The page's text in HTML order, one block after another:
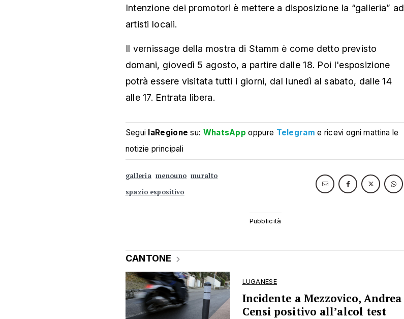
Intenzione dei promotori è mettere a disposizione la “galleria” ad
artisti locali.
Il vernissage della mostra di Stamm è come detto previsto
domani, giovedì 5 agosto, a partire dalle 18. Poi l'esposizione
potrà essere visitata tutti i giorni, dal lunedì al sabato, dalle 14
alle 17. Entrata libera.
Segui laRegione su: WhatsApp oppure Telegram e ricevi ogni mattina le
notizie principali
galleria menouno muralto
spazio espositivo
CANTONE
LUGANESE
Incidente a Mezzovico, Andrea
Censi positivo all’alcol test